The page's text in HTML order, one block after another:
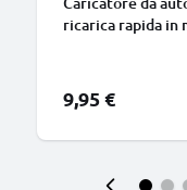
ricarica rapida in
9,95 €